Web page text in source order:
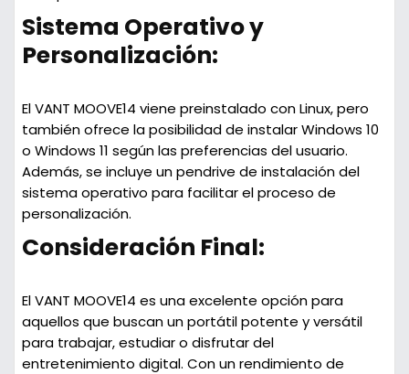
Sistema Operativo y
Personalización:
El VANT MOOVE14 viene preinstalado con Linux, pero
también ofrece la posibilidad de instalar Windows 10
o Windows 11 según las preferencias del usuario.
Además, se incluye un pendrive de instalación del
sistema operativo para facilitar el proceso de
personalización.
Consideración Final:
El VANT MOOVE14 es una excelente opción para
aquellos que buscan un portátil potente y versátil
para trabajar, estudiar o disfrutar del
entretenimiento digital. Con un rendimiento de